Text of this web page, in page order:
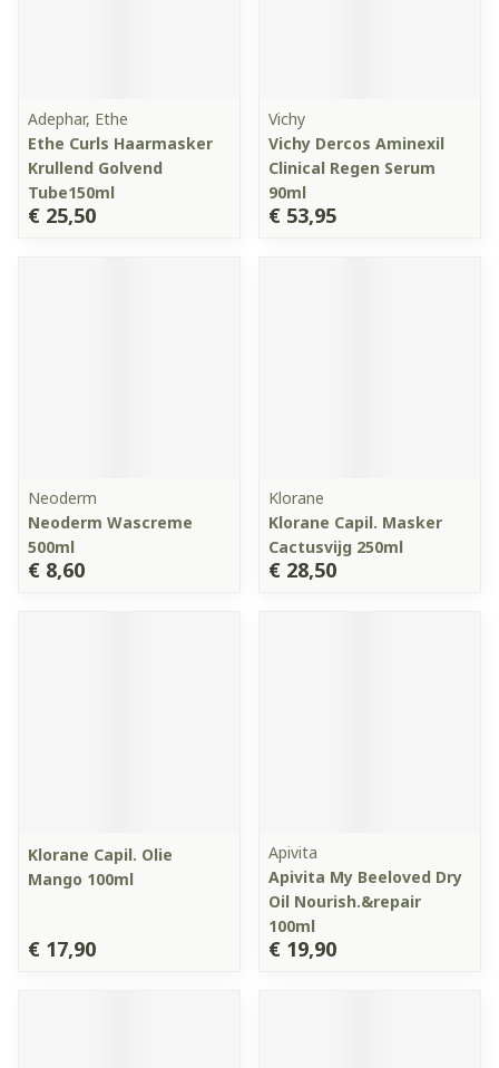
Adephar, Ethe
Ethe Curls Haarmasker
Krullend Golvend
Tube150ml
€ 25,50
Vichy
Vichy Dercos Aminexil
Clinical Regen Serum
90ml
€ 53,95
Neoderm
Neoderm Wascreme
500ml
€ 8,60
Klorane
Klorane Capil. Masker
Cactusvijg 250ml
€ 28,50
Klorane Capil. Olie
Mango 100ml
€ 17,90
Apivita
Apivita My Beeloved Dry
Oil Nourish.&repair
100ml
€ 19,90